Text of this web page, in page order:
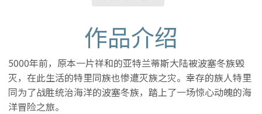
作品介绍
5000年前，原本一片祥和的亚特兰蒂斯大陆被波塞冬族毁
灭，在此生活的特里同族也惨遭灭族之灾。幸存的族人特里
同为了战胜统治海洋的波塞冬族，踏上了一场惊心动魄的海
洋冒险之旅。